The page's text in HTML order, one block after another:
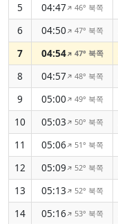
5
04:47↑ 46° 북쪽
6
04:50↑ 47° 북쪽
7
04:54↑ 47° 북쪽
8
04:57↑ 48° 북쪽
9
05:00↑ 49° 북쪽
10
05:03↑ 50° 북쪽
11
05:06↑ 51° 북쪽
12
05:09↑ 52° 북쪽
13
05:13↑ 52° 북쪽
14
05:16↑ 53° 북쪽